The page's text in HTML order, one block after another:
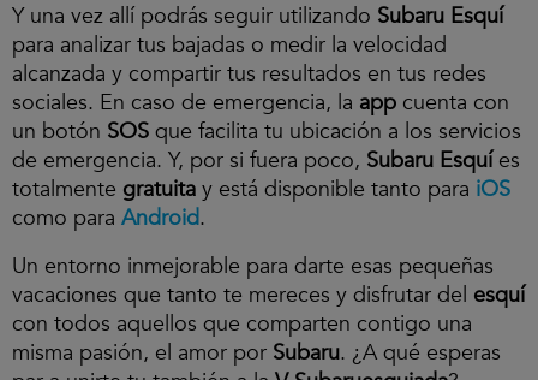
Y una vez allí podrás seguir utilizando Subaru Esquí
para analizar tus bajadas o medir la velocidad
alcanzada y compartir tus resultados en tus redes
sociales. En caso de emergencia, la app cuenta con
un botón SOS que facilita tu ubicación a los servicios
de emergencia. Y, por si fuera poco, Subaru Esquíes
totalmente gratuita y está disponible tanto para iOS
como para Android.
Un entorno inmejorable para darte esas pequeñas
vacaciones que tanto te mereces y disfrutar del esquí
con todos aquellos que comparten contigo una
misma pasión, el amor por Subaru. ¿A qué esperas